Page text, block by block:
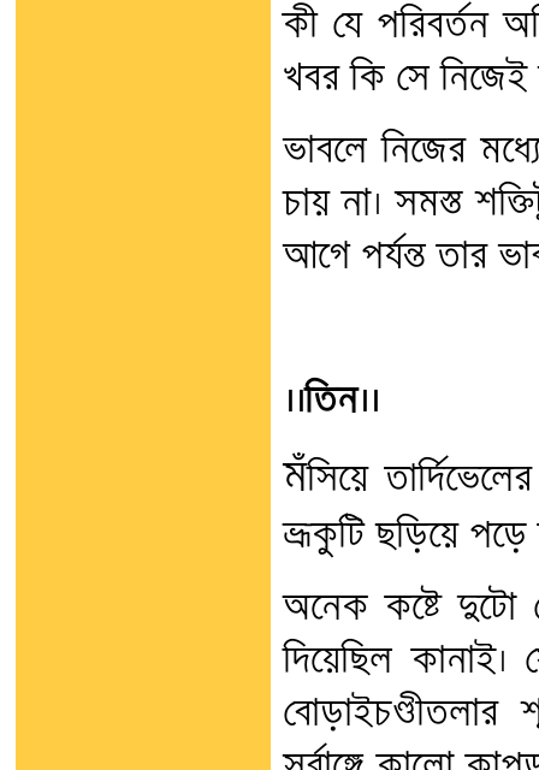
কী যে পরিবর্তন
খবর কি সে নিজেই
ভাবলে নিজের
চায় না। সমস্ত
আগে পর্যন্ত তার
।।তিন।।
মঁসিয়ে
ভ্রূকুটি ছড়িয়ে পড়ে
অনেক কষ্টে দুটো
দিয়েছিল কানাই।